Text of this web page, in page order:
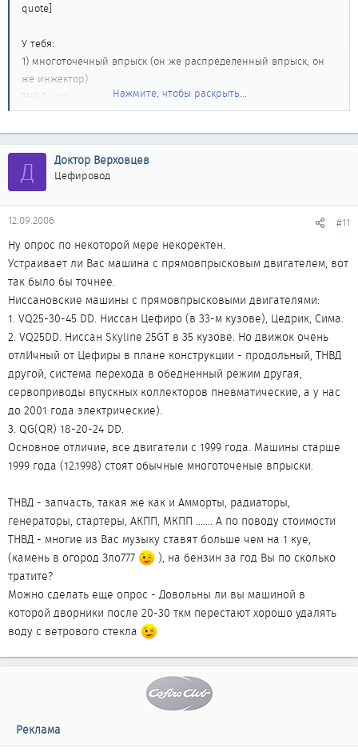
quote]
У тебя:
1) многоточечный впрыск (он же распределенный впрыск, он
же инжектор)
ТНВД нет!
Нажмите, чтобы раскрыть...
Д Доктор Верховцев
Цефировод
12.09.2006 #11
Ну опрос по некоторой мере некоректен.
Устраивает ли Вас машина с прямовпрысковым двигателем, вот
так было бы точнее.
Ниссановские машины с прямовпрысковыми двигателями:
1. VQ25-30-45 DD. Ниссан Цефиро (в 33-м кузове), Цедрик, Сима.
2. VQ25DD. Ниссан Skyline 25GT в 35 кузове. Но движок очень
отлИчный от Цефиры в плане конструкции - продольный, ТНВД
другой, система перехода в обедненный режим другая,
сервоприводы впускных коллекторов пневматические, а у нас
до 2001 года электрические).
3. QG(QR) 18-20-24 DD.
Основное отличие, все двигатели с 1999 года. Машины старше
1999 года (12.1998) стоят обычные многоточеные впрыски.
ТНВД - запчасть, такая же как и Амморты, радиаторы,
генераторы, стартеры, АКПП, МКПП ....... А по поводу стоимости
ТНВД - многие из Вас музыку ставят больше чем на 1 куе,
(камень в огород Зло777
), на бензин за год Вы по сколько
тратите?
Можно сделать еще опрос - Довольны ли вы машиной в
которой дворники после 20-30 ткм перестают хорошо удалять
воду с ветрового стекла
Реклама